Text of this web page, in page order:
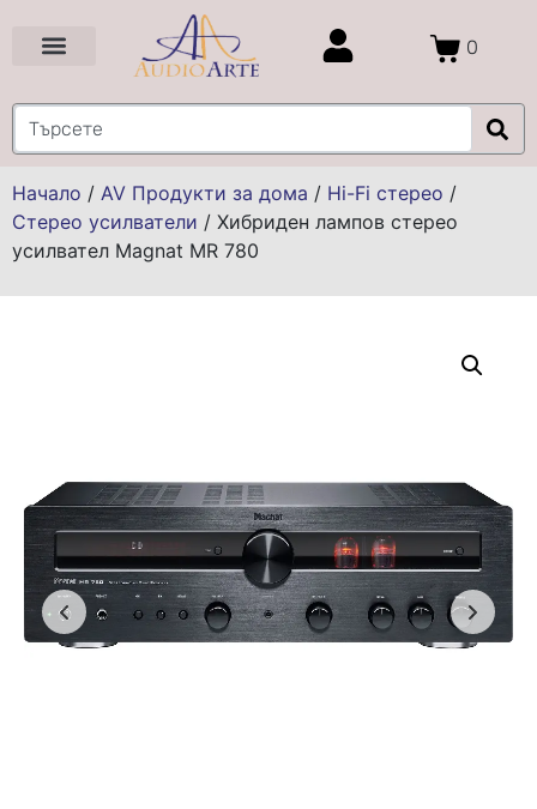
0
Начало / AV Продукти за дома / Hi-Fi стерео /
Стерео усилватели / Хибриден лампов стерео
усилвател Magnat MR 780